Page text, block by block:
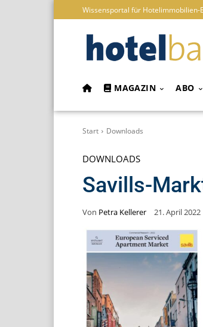
Wissensportal für Hotelimmobilien-
MAGAZIN ABO
Start Downloads
DOWNLOADS
Savills-
Von Petra Kellerer 21. April 2022